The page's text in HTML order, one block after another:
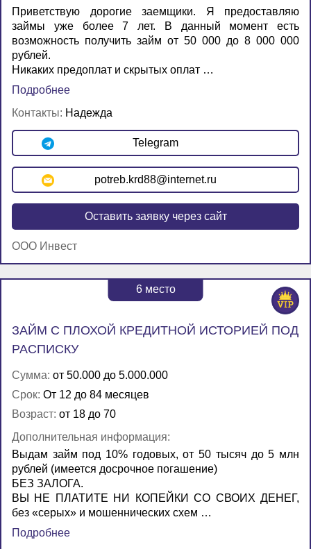
Приветствую дорогие заемщики. Я предоставляю
займы уже более 7 лет. В данный момент есть
возможность получить займ от 50 000 до 8 000 000
рублей.
Никаких предоплат и скрытых оплат …
Подробнее
Контакты: Надежда
Telegram
potreb.krd88@internet.ru
Оставить заявку через сайт
ООО Инвест
6место
ЗАЙМ С ПЛОХОЙ КРЕДИТНОЙ ИСТОРИЕЙ ПОД
РАСПИСКУ
Сумма: от 50.000 до 5.000.000
Срок: От 12 до 84 месяцев
Возраст: от 18 до 70
Дополнительная информация:
Выдам займ под 10% годовых, от 50 тысяч до 5 млн
рублей (имеется досрочное погашение)
БЕЗ ЗАЛОГА.
ВЫ НЕ ПЛАТИТЕ НИ КОПЕЙКИ СО СВОИХ ДЕНЕГ,
без «серых» и мошеннических схем …
Подробнее